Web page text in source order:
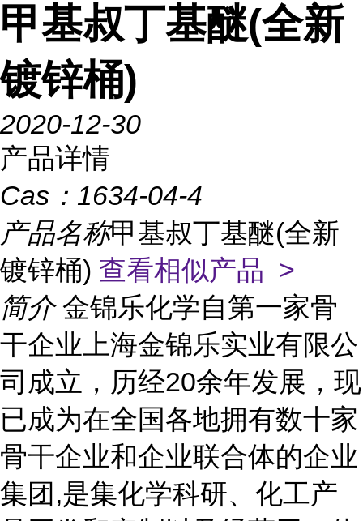
甲基叔丁基醚(全新
镀锌桶)
2020-12-30
产品详情
Cas： 1634-04-4
产品名称甲基叔丁基醚(全新
镀锌桶) 查看相似产品 >
简介 金锦乐化学自第一家骨
干企业上海金锦乐实业有限公
司成立，历经20余年发展，现
已成为在全国各地拥有数十家
骨干企业和企业联合体的企业
集团,是集化学科研、化工产